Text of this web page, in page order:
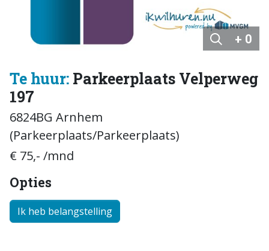
+ 0
Te huur: Parkeerplaats Velperweg
197
6824BG Arnhem
(Parkeerplaats/Parkeerplaats)
€ 75,- /mnd
Opties
Ik heb belangstelling